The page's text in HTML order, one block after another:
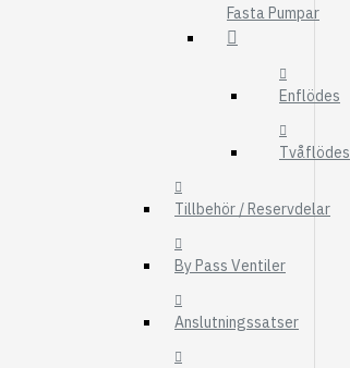
Fasta Pumpar
Enflödes
Tvåflödes
Tillbehör / Reservdelar
By Pass Ventiler
Anslutningssatser